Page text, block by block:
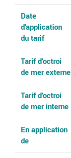
Date
d’application
du tarif
Tarif d’octroi
de mer externe
Tarif d’octroi
de mer interne
En application
de